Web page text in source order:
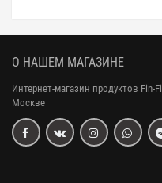
О НАШЕМ МАГАЗИНЕ
Интернет-магазин продуктов Fin-
Москве